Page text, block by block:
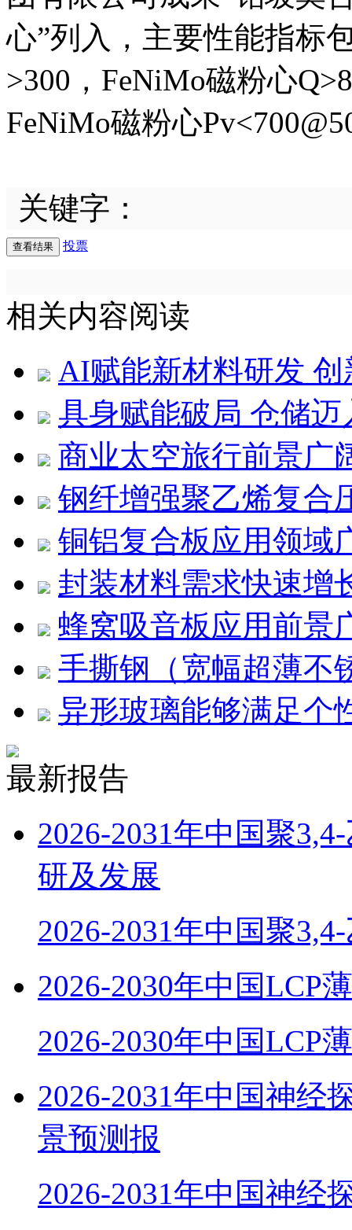
心”列入，主要性能指标
>300，FeNiMo磁粉心
FeNiMo磁粉心
关键字：
投票
相关内容阅读
AI赋能新材料研发
具身赋能破局 仓储
商业太空旅行前景广
钢纤增强聚乙烯复合
铜铝复合板应用领域
封装材料需求快速增
蜂窝吸音板应用前景
手撕钢（宽幅超薄不
异形玻璃能够满足个
最新报告
2026-2031年中国聚
研及发展
2026-2031年中国聚
2026-2030年中国LCP
2026-2030年中国LCP
2026-2031年中国神经
景预测报
2026-2031年中国神经